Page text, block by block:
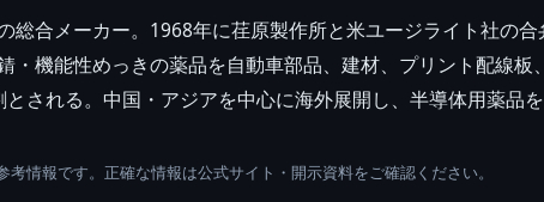
総合メーカー。1968年に荏原製作所と米ユージライト社の
・機能性めっきの薬品を自動車部品、建材、プリント配線
される。中国・アジアを中心に海外展開し、半導体用薬品
情報です。正確な情報は公式サイト・開示資料をご確認ください。